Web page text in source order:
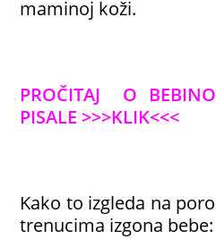
maminoj koži.
PROČITAJ O
PISALE >>>KLIK<<<
Kako to izgleda na
trenucima izgona bebe: